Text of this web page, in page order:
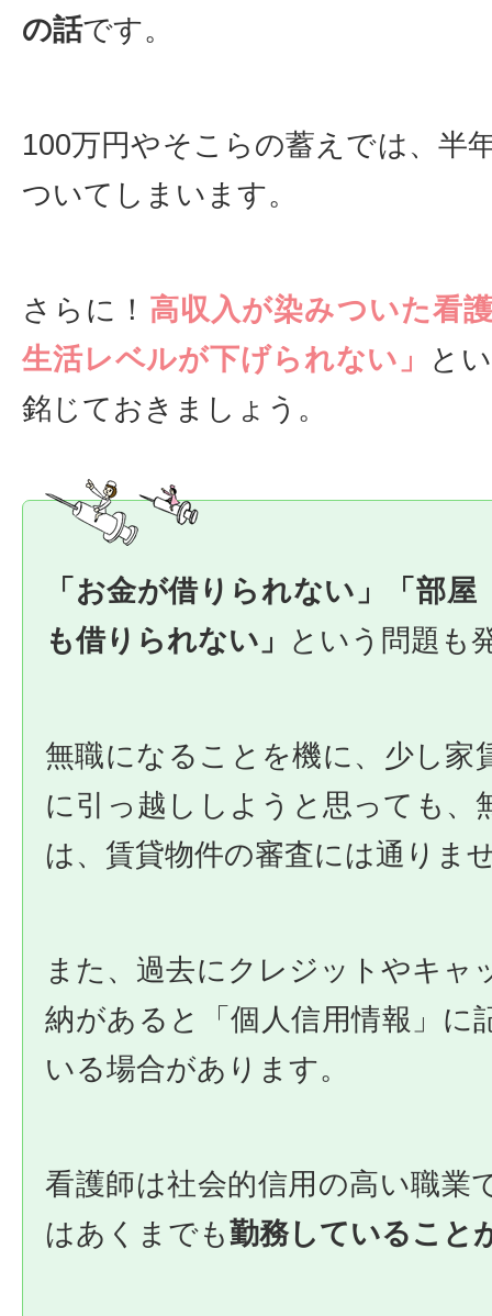
の話です。
100万円やそこらの蓄えでは、半
ついてしまいます。
さらに！ 高収入が染みついた看
生活レベルが下げられない」
と
銘じておきましょう。
「お金が借りられない」「部屋
も借りられない」
という問題も
無職になることを機に、少し家
に引っ越ししようと思っても、
は、賃貸物件の審査には通りま
また、過去にクレジットやキャ
納があると「個人信用情報」に
いる場合があります。
看護師は社会的信用の高い職業
はあくまでも勤務していること